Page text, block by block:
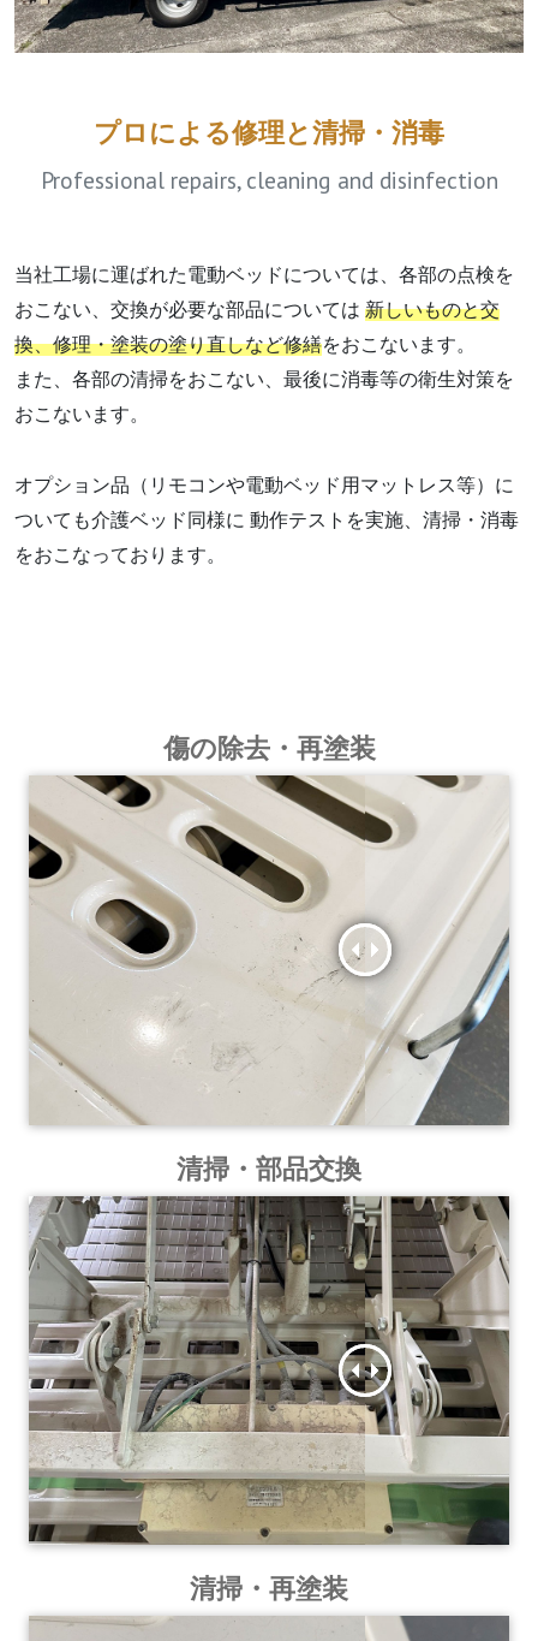
プロによる修理と清掃・消毒
Professional repairs, cleaning and disinfection
当社工場に運ばれた電動ベッドについては、各部の点検を
おこない、交換が必要な部品については 新しいものと交
換、修理・塗装の塗り直しなど修繕をおこないます。
また、各部の清掃をおこない、最後に消毒等の衛生対策を
おこないます。
オプション品（リモコンや電動ベッド用マットレス等）に
ついても介護ベッド同様に 動作テストを実施、清掃・消毒
をおこなっております。
傷の除去・再塗装
清掃・部品交換
清掃・再塗装